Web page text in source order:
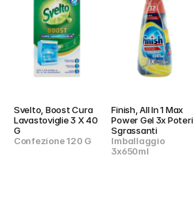
Svelto, Boost Cura
Lavastoviglie 3 X 40
G
Confezione 120 G
Finish, All In 1 Max
Power Gel 3x Poteri
Sgrassanti
Imballaggio
3x650ml